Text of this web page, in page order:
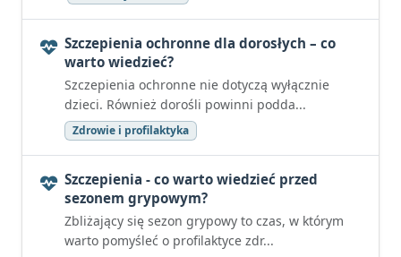
Szczepienia ochronne dla dorosłych – co
warto wiedzieć?
Szczepienia ochronne nie dotyczą wyłącznie
dzieci. Również dorośli powinni podda...
Zdrowie i profilaktyka
Szczepienia - co warto wiedzieć przed
sezonem grypowym?
Zbliżający się sezon grypowy to czas, w którym
warto pomyśleć o profilaktyce zdr...